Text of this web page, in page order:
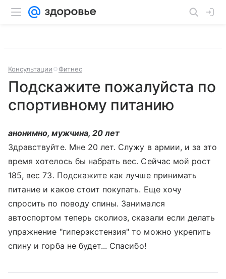
Консультации Фитнес
Подскажите пожалуйста по
спортивному питанию
анонимно, мужчина, 20 лет
Здравствуйте. Мне 20 лет. Служу в армии, и за это
время хотелось бы набрать вес. Сейчас мой рост
185, вес 73. Подскажите как лучше принимать
питание и какое стоит покупать. Еще хочу
спросить по поводу спины. Занимался
автоспортом теперь сколиоз, сказали если делать
упражнение "гиперэкстензия" то можно укрепить
спину и горба не будет... Спасибо!